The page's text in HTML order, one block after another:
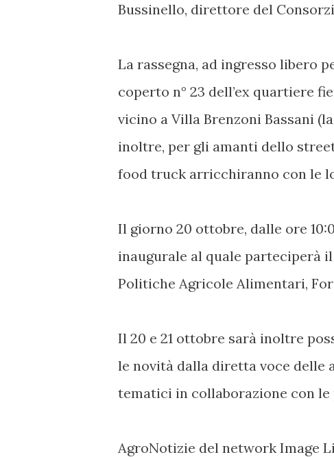
Bussinello, direttore del
La rassegna, ad ingresso libero
coperto n° 23 dell’ex quartiere
vicino a Villa Brenzoni Bassani
inoltre, per gli amanti dello
food truck arricchiranno con le
Il giorno 20 ottobre, dalle ore
inaugurale al quale parteciperà
Politiche Agricole Alimentari,
Il 20 e 21 ottobre sarà inoltre
le novità dalla diretta voce delle
tematici in collaborazione con
AgroNotizie del network Image